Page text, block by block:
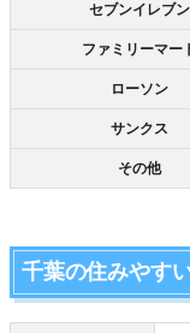
セブンイレブン
ファミリーマー
ローソン
サンクス
その他
千葉の住みやす